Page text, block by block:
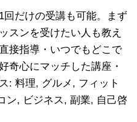
だけの受講も可能。まず
スンを受けたい人も教え
接指導・いつでもどこで
奇心にマッチした講座・
: 料理, グルメ, フィット
ン, ビジネス, 副業, 自己啓